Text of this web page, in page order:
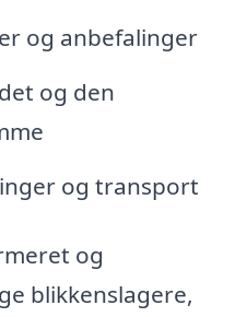
og anbefalinger
og den
og transport
og
blikkenslagere,